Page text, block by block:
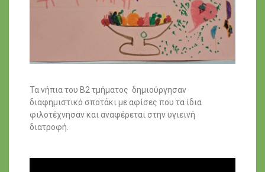
Τα νήπια του Β2 τμήματος δημιούργησαν
διαφημιστικό σποτάκι με αφίσες που τα ίδια
φιλοτέχνησαν και αναφέρεται στην υγιεινή
διατροφή.